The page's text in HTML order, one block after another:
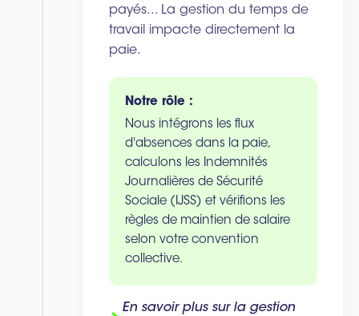
payés... La gestion du temps de
travail impacte directement la
paie.
Notre rôle :
Nous intégrons les flux
d'absences dans la paie,
calculons les Indemnités
Journalières de Sécurité
Sociale (IJSS) et vérifions les
règles de maintien de salaire
selon votre convention
collective.
En savoir plus sur la gestion